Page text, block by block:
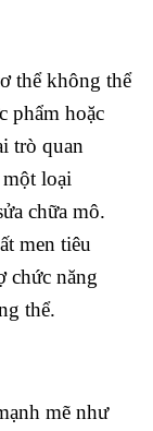
thể không thể
phẩm hoặc
trò quan
loại
chữa mô.
men tiêu
chức năng
thể.
mẽ như